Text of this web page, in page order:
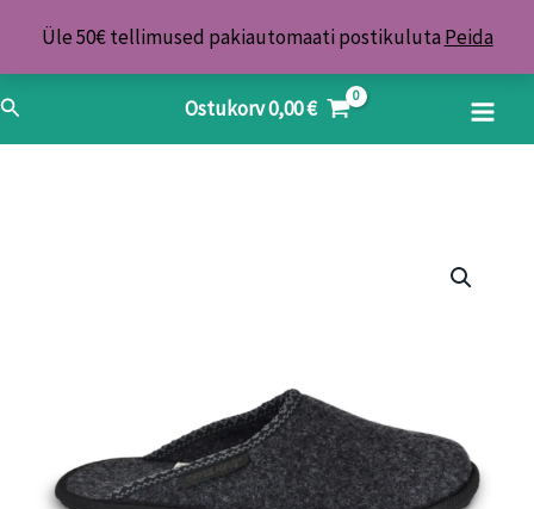
Üle 50€ tellimused pakiautomaati postikuluta Peida
content
Search Ostukorv0,00€